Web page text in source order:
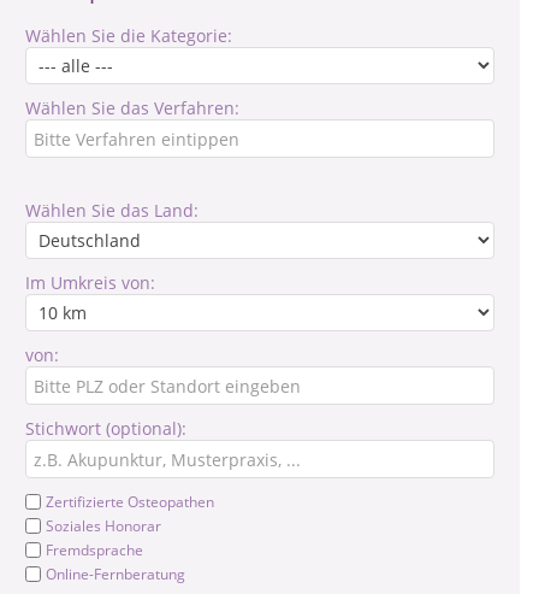
Wählen Sie die Kategorie:
Wählen Sie das Verfahren:
Wählen Sie das Land:
Im Umkreis von:
von:
Stichwort (optional):
Zertifizierte Osteopathen
Soziales Honorar
Fremdsprache
Online-Fernberatung